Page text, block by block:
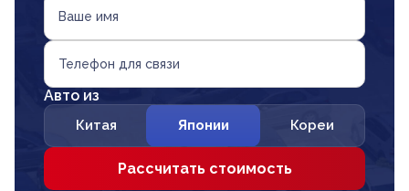
Ваше имя
Телефон для связи
Авто из
Китая Японии Кореи
Рассчитать стоимость